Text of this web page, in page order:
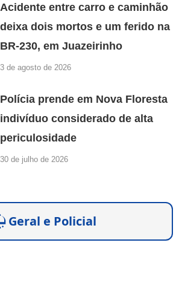
Acidente entre carro e caminhão
deixa dois mortos e um ferido na
BR-230, em Juazeirinho
3 de agosto de 2026
Polícia prende em Nova Floresta
indivíduo considerado de alta
periculosidade
30 de julho de 2026
Geral e Policial